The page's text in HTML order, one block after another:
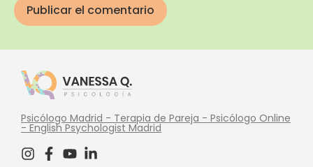
Psicólogo Madrid - Terapia de Pareja - Psicólogo Online
- English Psychologist Madrid